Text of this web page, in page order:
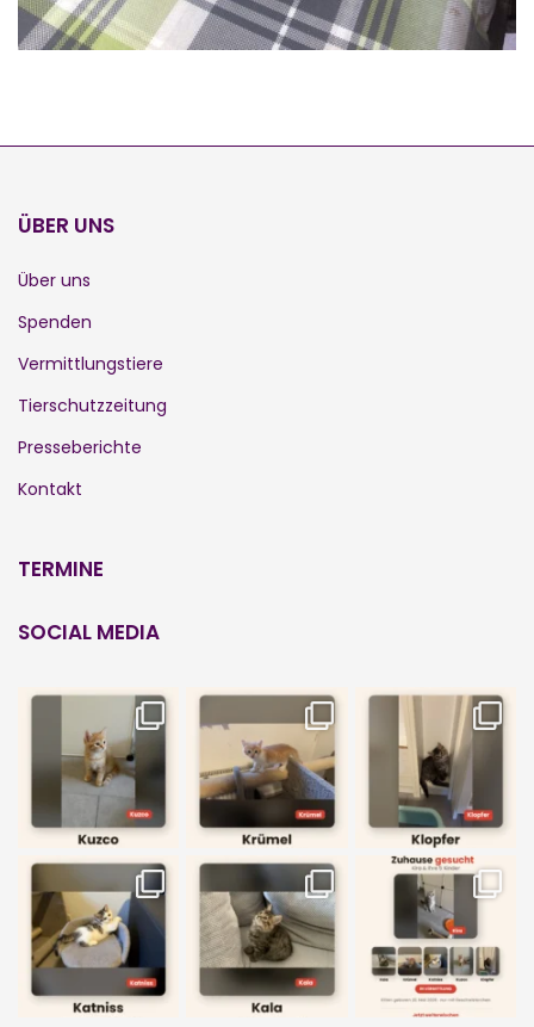
ÜBER UNS
Über uns
Spenden
Vermittlungstiere
Tierschutzzeitung
Presseberichte
Kontakt
TERMINE
SOCIAL MEDIA